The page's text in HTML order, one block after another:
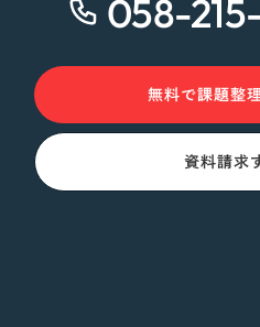
058-
無料で課題整
資料請求